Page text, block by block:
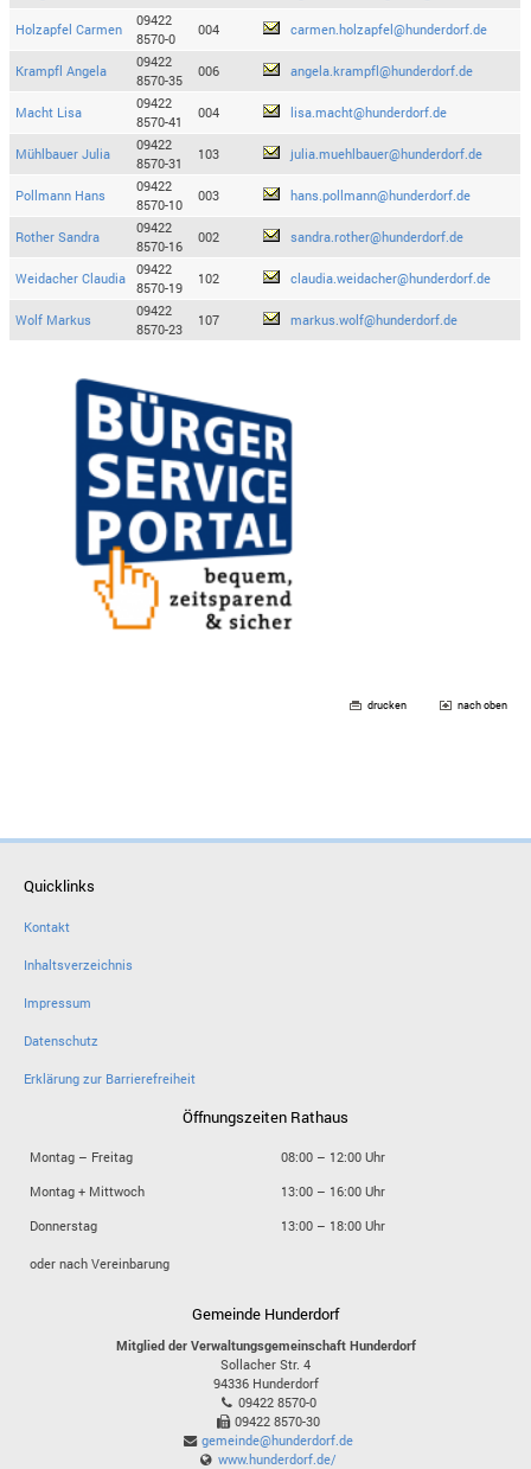
Holzapfel Carmen
09422
8570-0
004 carmen.holzapfel@hunderdorf.de
Krampfl Angela
09422
8570-35
006 angela.krampfl@hunderdorf.de
Macht Lisa
09422
8570-41
004 lisa.macht@hunderdorf.de
Mühlbauer Julia
09422
8570-31
103 julia.muehlbauer@hunderdorf.de
Pollmann Hans
09422
8570-10
003 hans.pollmann@hunderdorf.de
Rother Sandra
09422
8570-16
002 sandra.rother@hunderdorf.de
Weidacher Claudia
09422
8570-19
102 claudia.weidacher@hunderdorf.de
Wolf Markus
09422
8570-23
107 markus.wolf@hunderdorf.de
drucken nach oben
Quicklinks
Kontakt
Inhaltsverzeichnis
Impressum
Datenschutz
Erklärung zur Barrierefreiheit
Öffnungszeiten Rathaus
Montag – Freitag
08:00 – 12:00 Uhr
Montag + Mittwoch
13:00 – 16:00 Uhr
Donnerstag
13:00 – 18:00 Uhr
oder nach Vereinbarung
Gemeinde Hunderdorf
Mitglied der Verwaltungsgemeinschaft Hunderdorf
Sollacher Str. 4
94336 Hunderdorf
09422 8570-0
09422 8570-30
gemeinde@hunderdorf.de
www.hunderdorf.de/